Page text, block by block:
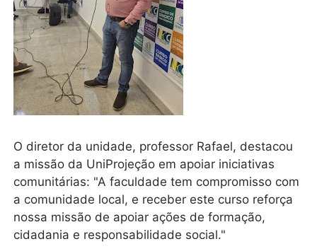
O diretor da unidade, professor Rafael, destacou
a missão da UniProjeção em apoiar iniciativas
comunitárias: "A faculdade tem compromisso com
a comunidade local, e receber este curso reforça
nossa missão de apoiar ações de formação,
cidadania e responsabilidade social."